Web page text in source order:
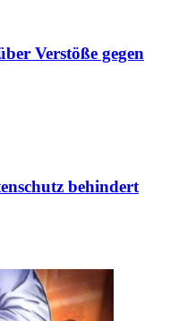
Verstöße gegen
behindert